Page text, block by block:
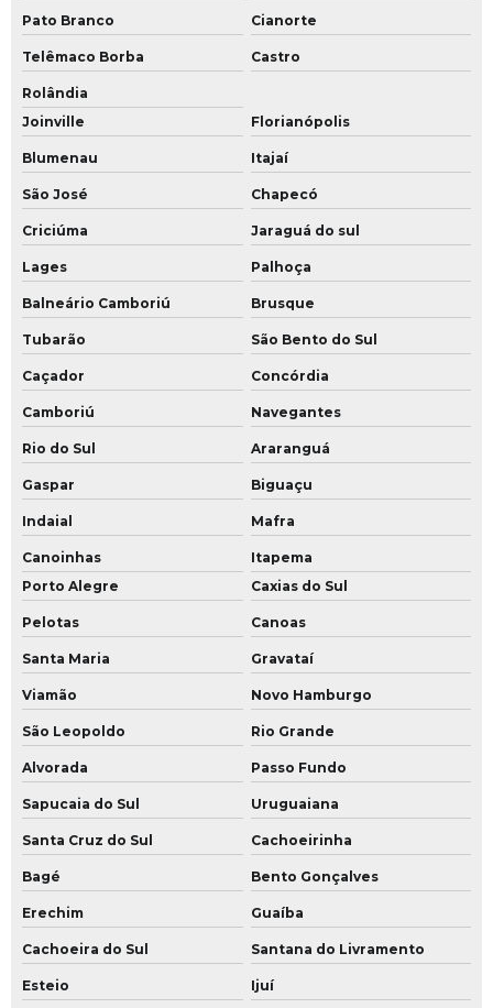
Pato Branco Cianorte
Telêmaco Borba Castro
Rolândia
Joinville
Florianópolis
Blumenau Itajaí
São José Chapecó
Criciúma Jaraguá do sul
Lages Palhoça
Balneário Camboriú Brusque
Tubarão São Bento do Sul
Caçador Concórdia
Camboriú Navegantes
Rio do Sul Araranguá
Gaspar Biguaçu
Indaial Mafra
Canoinhas
Itapema
Porto Alegre
Caxias do Sul
Pelotas Canoas
Santa Maria Gravataí
Viamão Novo Hamburgo
São Leopoldo Rio Grande
Alvorada Passo Fundo
Sapucaia do Sul Uruguaiana
Santa Cruz do Sul Cachoeirinha
Bagé Bento Gonçalves
Erechim Guaíba
Cachoeira do Sul Santana do Livramento
Esteio Ijuí